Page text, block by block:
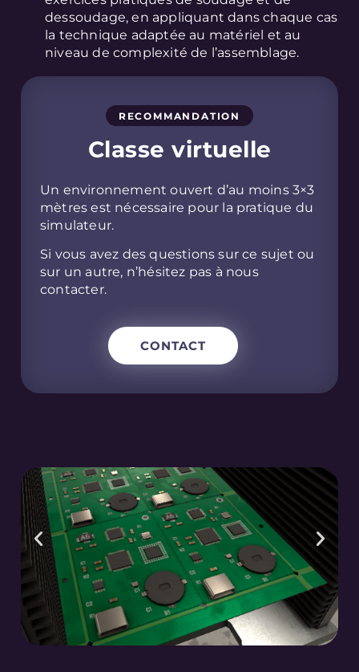
RECOMMANDATION
Classe virtuelle
Un environnement ouvert d’au moins 3×3
mètres est nécessaire pour la pratique du
simulateur.
Si vous avez des questions sur ce sujet ou
sur un autre, n’hésitez pas à nous
contacter.
CONTACT
dessoudage, en appliquant dans chaque cas
la technique adaptée au matériel et au
niveau de complexité de l’assemblage.